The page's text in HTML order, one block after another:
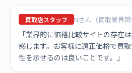
買取店スタッフ Nさん（買取業界関
「業界的に価格比較サイトの存在
感じます。お客様に適正価格で買
性を示せるのは良いことです。」